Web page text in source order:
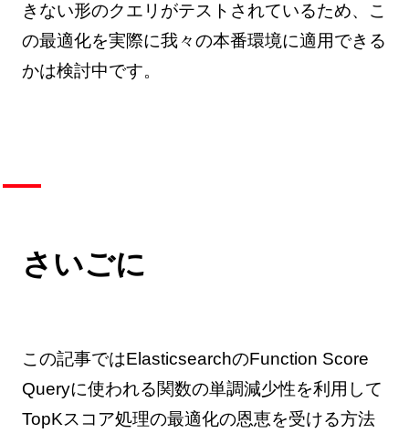
きない形のクエリがテストされているため、こ
の最適化を実際に我々の本番環境に適用できる
かは検討中です。
さいごに
この記事ではElasticsearchのFunction Score
Queryに使われる関数の単調減少性を利用して
TopKスコア処理の最適化の恩恵を受ける方法